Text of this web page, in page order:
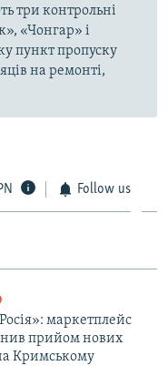
три контрольні
«Чонгар» і
пункт пропуску
на ремонті,
Follow us
маркетплейс
прийом нових
Кримському